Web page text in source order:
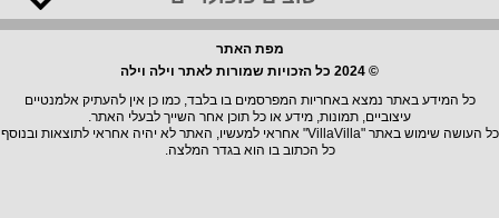
מפת האתר
© 2024 כל הזכויות שמורות לאתר וילה וילה
כל המידע באתר נמצא באחריות המפרסמים בו בלבד, כמו כן אין להעתיק אלמנטיים
עיצוביים, תמונות, מידע או כל תוכן אחר השייך לבעלי האתר.
כל העושה שימוש באתר "VillaVilla" אחראי למעשיו, האתר לא יהיה אחראי לתוצאות ובנוסף
כל הכתוב בו הוא בגדר המלצה.